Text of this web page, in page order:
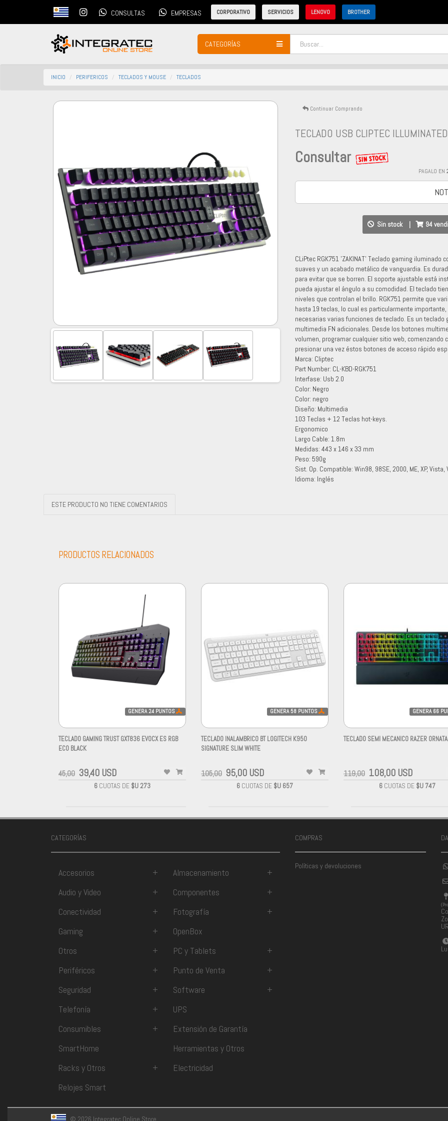
CONSULTAS EMPRESAS CORPORATIVO SERVICIOS LENOVO BROTHER
CATEGORÍAS
INICIO PERIFERICOS TECLADOS Y MOUSE TECLADOS
Continuar Comprando
TECLADO USB CLIPTEC
Consultar
PAGALO EN
Sin stock 94
CLiPtec RGK751 'ZAKINAT' Teclado gaming
suaves y un acabado metálico de vanguardia. Es
para evitar que se borren. El soporte ajustable está
pueda ajustar el ángulo a su comodidad. El teclado
niveles que controlan el brillo. RGK751 permite que
hasta 19 teclas, lo cual es particularmente
necesarias varias funciones de teclado. Es un
multimedia FN adicionales. Desde los botones
volumen, programar cualquier sitio web, comenzando
presionar una vez éstos botones de acceso rápido
Marca: Cliptec
Part Number: CL-KBD-RGK751
Interfase: Usb 2.0
Color: Negro
Color: negro
Diseño: Multimedia
103 Teclas + 12 Teclas hot-keys.
Ergonomico
Largo Cable: 1.8m
Medidas: 443 x 146 x 33 mm
Peso: 590g
Sist. Op. Compatible: Win98, 98SE, 2000, ME, XP, Vista,
Idioma: Inglés
ESTE PRODUCTO NO TIENE COMENTARIOS
PRODUCTOS RELACIONADOS
GENERA24 PUNTOS
TECLADO GAMING TRUST GXT836 EVOCX ES RGB
ECO BLACK
45,00 39,40 USD
6 CUOTAS DE $U 273
GENERA58 PUNTOS
TECLADO INALAMBRICO BT LOGITECH K950
SIGNATURE SLIM WHITE
105,00 95,00 USD
6 CUOTAS DE $U 657
GENERA 66
TECLADO SEMI MECANICO RAZER
119,00 108,00 USD
6 CUOTAS DE $U 747
CATEGORÍAS
Accesorios + Almacenamiento
+
Audio y Video
+ Componentes
+
Conectividad
+ Fotografía
+
Gaming
+
OpenBox
Otros
+ PC y Tablets
+
Periféricos
+ Punto de Venta
+
Seguridad
+ Software
+
Telefonía
+
UPS
Consumibles
+
Extensión de Garantía
SmartHome
Herramientas y Otros
Racks y Otros
+
Electricidad
Relojes Smart
COMPRAS
Políticas y devoluciones